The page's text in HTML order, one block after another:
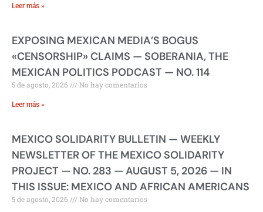
Leer más »
EXPOSING MEXICAN MEDIA’S BOGUS
«CENSORSHIP» CLAIMS — SOBERANIA, THE
MEXICAN POLITICS PODCAST — NO. 114
5 de agosto, 2026 No hay comentarios
Leer más »
MEXICO SOLIDARITY BULLETIN — WEEKLY
NEWSLETTER OF THE MEXICO SOLIDARITY
PROJECT — NO. 283 — AUGUST 5, 2026 — IN
THIS ISSUE: MEXICO AND AFRICAN AMERICANS
5 de agosto, 2026 No hay comentarios